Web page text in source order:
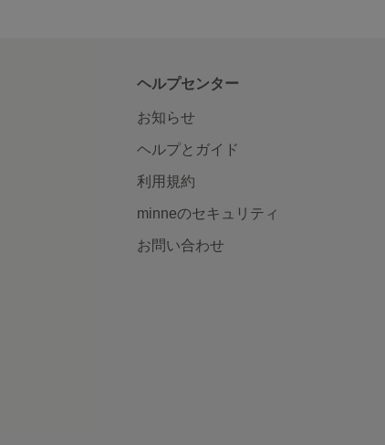
ヘルプセンター
お知らせ
ヘルプとガイド
利用規約
minneのセキュリティ
お問い合わせ